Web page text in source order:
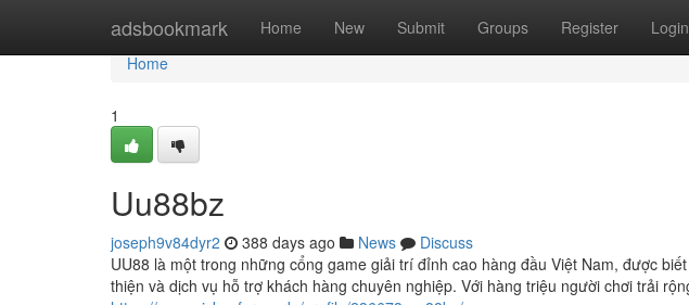
adsbookmark Home New Submit Groups Register Login
Home
Home
1
Uu88bz
joseph9v84dyr2 388 days ago News
Discuss
UU88 là một trong những cổng game giải trí đỉnh cao hàng đầu Việt Nam, được
thiện và dịch vụ hỗ trợ khách hàng chuyên nghiệp. Với hàng triệu người chơi trải